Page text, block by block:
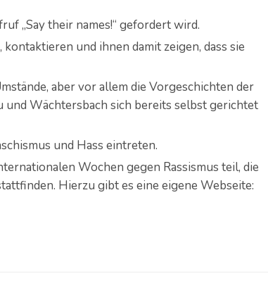
„Say their names!“ gefordert wird.
und ihnen damit zeigen, dass sie
aber vor allem die Vorgeschichten der
Wächtersbach sich bereits selbst gerichtet
und Hass eintreten.
Wochen gegen Rassismus teil, die
Hierzu gibt es eine eigene Webseite: